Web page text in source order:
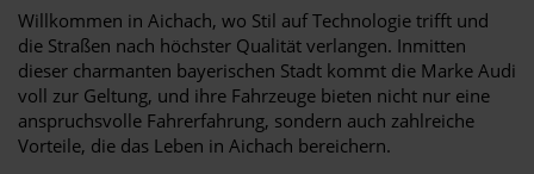
Willkommen in Aichach, wo Stil auf Technologie trifft und
die Straßen nach höchster Qualität verlangen. Inmitten
dieser charmanten bayerischen Stadt kommt die Marke Audi
voll zur Geltung, und ihre Fahrzeuge bieten nicht nur eine
anspruchsvolle Fahrerfahrung, sondern auch zahlreiche
Vorteile, die das Leben in Aichach bereichern.